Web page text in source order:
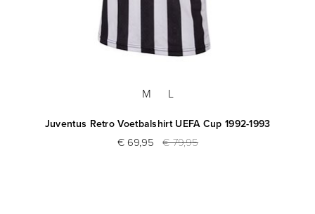
M L
Juventus Retro Voetbalshirt UEFA Cup 1992-1993
€ 69,95 € 79,95